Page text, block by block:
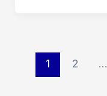
1 2 …